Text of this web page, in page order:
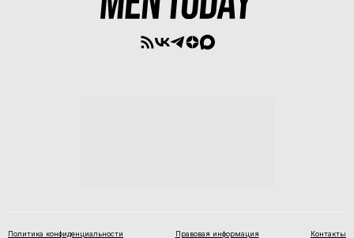
Политика конфиденциальности Правовая информация Контакты